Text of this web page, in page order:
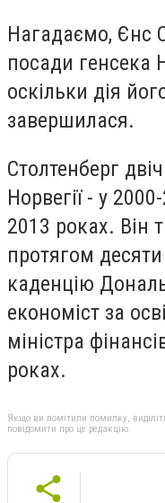
Нагадаємо, Єнс
посади генсека
оскільки дія
завершилася.
Столтенберг
Норвегії - у
2013 роках. Він
протягом
каденцію
економіст за
міністра
роках.
Якщо ви помітили помилку,
повідомити про це редакцію